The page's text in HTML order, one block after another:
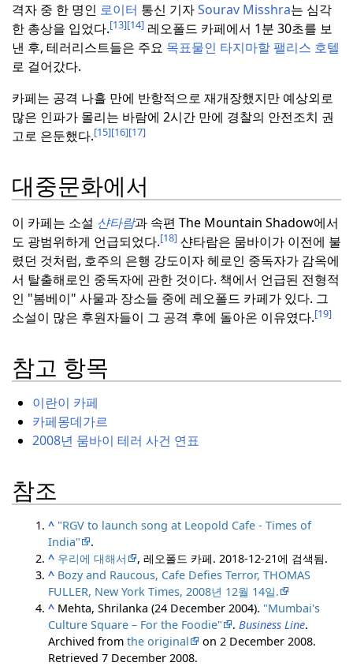
격자 중 한 명인 로이터 통신 기자Sourav Misshra는 심각
한 총상을 입었다.[13][14] 레오폴드 카페에서 1분 30초를 보
낸 후, 테러리스트들은 주요 목표물인 타지마할 팰리스 호텔
로 걸어갔다.
카페는 공격 나흘 만에 반항적으로 재개장했지만 예상외로
많은 인파가 몰리는 바람에 2시간 만에 경찰의 안전조치 권
고로 은둔했다.[15][16][17]
대중문화에서
이 카페는 소설 샨타람과 속편 The Mountain Shadow에서
도 광범위하게 언급되었다.[18] 샨타람은 뭄바이가 이전에 불
렸던 것처럼, 호주의 은행 강도이자 헤로인 중독자가 감옥에
서 탈출해로인 중독자에 관한 것이다. 책에서 언급된 전형적
인 "봄베이" 사물과 장소들 중에 레오폴드 카페가 있다. 그
소설이 많은 후원자들이 그 공격 후에 돌아온 이유였다.[19]
참고 항목
이란이 카페
카페몽데가르
2008년 뭄바이 테러 사건 연표
참조
^ "RGV to launch song at Leopold Cafe - Times of
India"
.
^ 우리에 대해서 , 레오폴드 카페. 2018-12-21에 검색됨.
^ Bozy and Raucous, Cafe Defies Terror, THOMAS
FULLER, New York Times, 2008년 12월 14일.
^ Mehta, Shrilanka (24 December 2004). "Mumbai's
Culture Square – For the Foodie"
. Business Line.
Archived fromthe original on 2 December 2008.
Retrieved7 December 2008.